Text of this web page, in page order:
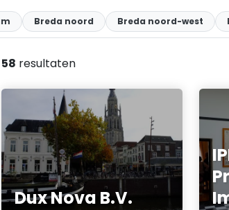
Breda noord Breda noord-west
58 resultaten
Dux Nova B.V.